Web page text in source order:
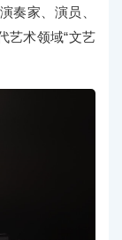
奏家、演员、
艺术领域“文艺